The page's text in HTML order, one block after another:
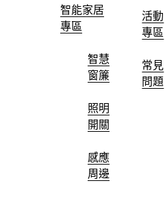
智能家居
專區
智慧
窗簾
照明
開關
感應
周邊
活動
專區
常見
問題